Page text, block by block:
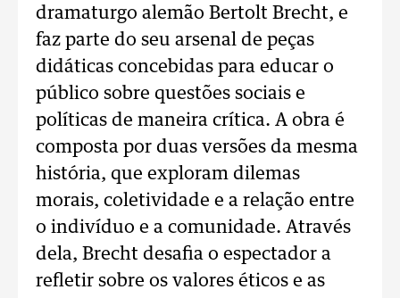
dramaturgo alemão Bertolt Brecht, e
faz parte do seu arsenal de peças
didáticas concebidas para educar o
público sobre questões sociais e
políticas de maneira crítica. A obra é
composta por duas versões da mesma
história, que exploram dilemas
morais, coletividade e a relação entre
o indivíduo e a comunidade. Através
dela, Brecht desafia o espectador a
refletir sobre os valores éticos e as